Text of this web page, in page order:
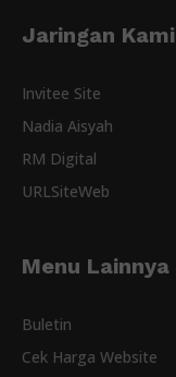
Jaringan Kami
Invitee Site
Nadia Aisyah
RM Digital
URLSiteWeb
Menu Lainnya
Buletin
Cek Harga Website